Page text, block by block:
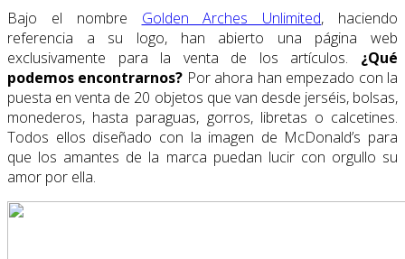
Bajo el nombre Golden Arches Unlimited, haciendo
referencia a su logo, han abierto una página web
exclusivamente para la venta de los artículos. ¿Qué
podemos encontrarnos? Por ahora han empezado con la
puesta en venta de 20 objetos que van desde jerséis, bolsas,
monederos, hasta paraguas, gorros, libretas o calcetines.
Todos ellos diseñado con la imagen de McDonald’s para
que los amantes de la marca puedan lucir con orgullo su
amor por ella.